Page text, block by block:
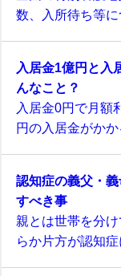
数、入所待ち等に
入居金1億円と入
んなこと？
入居金0円で月額
円の入居金がかか
認知症の義父・
すべき事
親とは世帯を分
らか片方が認知症